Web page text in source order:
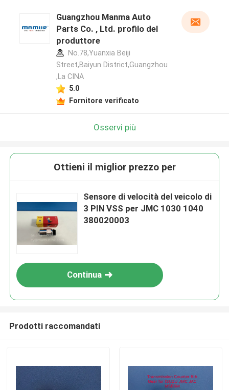
Guangzhou Manma Auto
Parts Co. , Ltd. profilo del
produttore
No.78,Yuanxia Beiji
Street,Baiyun District,Guangzhou
,La CINA
5.0
Fornitore verificato
Osservi più
Ottieni il miglior prezzo per
Sensore di velocità del veicolo di
3 PIN VSS per JMC 1030 1040
380020003
Continua
Prodotti raccomandati